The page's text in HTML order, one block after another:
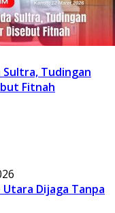
Sultra, Tudingan
Fitnah
Utara Dijaga Tanpa